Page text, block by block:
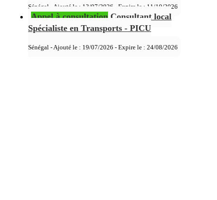
Sénégal - Ajouté le : 13/07/2026 - Expire le : 11/10/2026
Appel à consultation Consultant local
Spécialiste en Transports - PICU
Sénégal - Ajouté le : 19/07/2026 - Expire le : 24/08/2026